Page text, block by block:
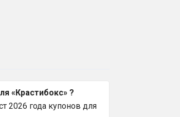
«Крастибокс» ?
2026 года купонов для